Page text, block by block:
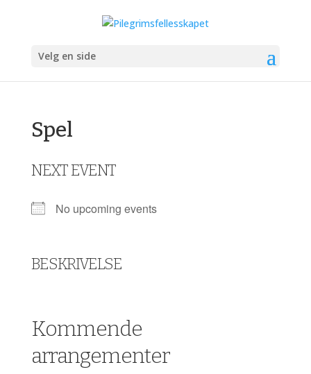
Velg en side
Spel
NEXT EVENT
No upcoming events
BESKRIVELSE
Kommende
arrangementer